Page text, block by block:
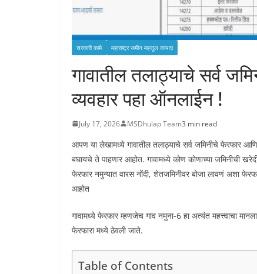
सरकारी कामे महाराष्ट्र जमीन महसूल कायदा
गावातील तलाठ्याचे सर्व
व्यवहार पहा ऑनलाईन !
July 17, 2026 MSDhulap Team3 min read
आपण या लेखामध्ये गावातील तलाठ्याचे सर्व जमिनीचे
बघायचे ते पाहणार आहोत. गावामध्ये कोण कोणाच्या जमिनीची
फेरफार नमुन्यात वारस नोंदी, शेतजमिनीवर बोजा लावणं अशा
आहोत
गावामध्ये फेरफार म्हणजेच गाव नमुना-6 हा अत्यंत महत्त्वाचा
फेरफारा मध्ये ठेवली जाते.
Table of Contents